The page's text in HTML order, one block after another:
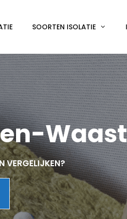
SOORTEN ISOLATIE
VERGELIJKEN?